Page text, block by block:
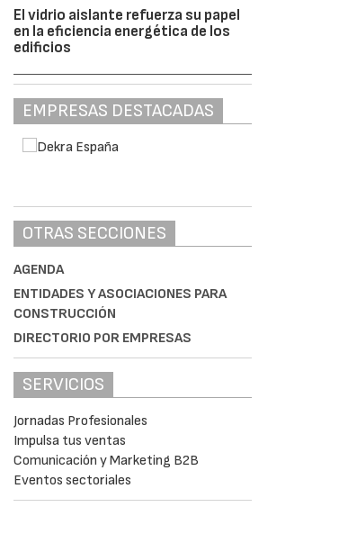
El vidrio aislante refuerza su papel
en la eficiencia energética de los
edificios
EMPRESAS DESTACADAS
OTRAS SECCIONES
AGENDA
ENTIDADES Y ASOCIACIONES PARA
CONSTRUCCIÓN
DIRECTORIO POR EMPRESAS
SERVICIOS
Jornadas Profesionales
Impulsa tus ventas
Comunicación y Marketing B2B
Eventos sectoriales